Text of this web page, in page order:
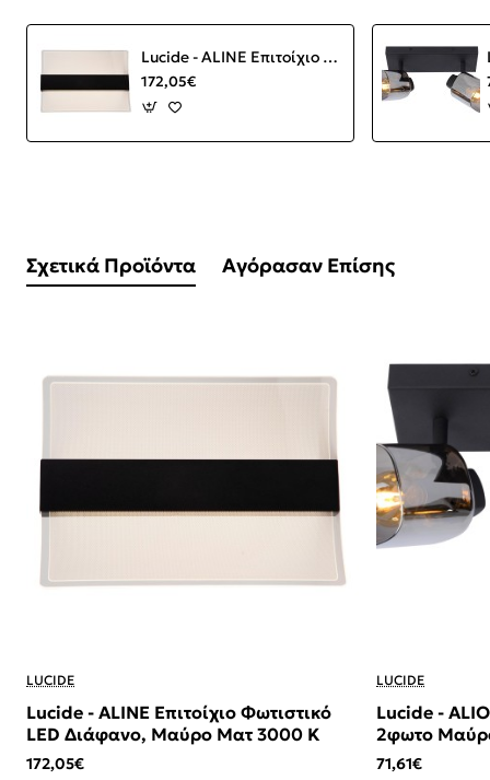
Lucide - ALINE Επιτοίχιο Φωτιστικό LED Διάφανο, Μαύρο Ματ 3000 K
172,05€
Σχετικά Προϊόντα Αγόρασαν Επίσης
LUCIDE
Lucide - ALINE Επιτοίχιο Φωτιστικό
LED Διάφανο, Μαύρο Ματ 3000 K
172,05€
LUCIDE
Lucide -
2φωτο
(Smoke)
71,61€